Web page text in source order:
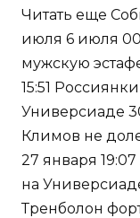
Читать еще
июля 6 июля
мужскую
15:51
Универсиаде
Климов не
27 января
на
Тренболон